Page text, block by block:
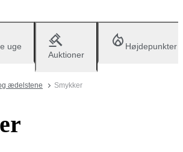
uge
Auktioner
Højdepunkter
ædelstene Smykker